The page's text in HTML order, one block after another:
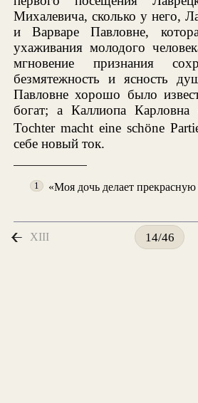
Михалевича, сколько у него,
и Варваре Павловне,
ухаживания молодого
мгновение признания
безмятежность и ясность
Павловне хорошо было
богат; а Каллиопа Карловна
Tochter macht eine schöne
себе новый ток.
1 «Моя дочь делает
XIII 14/46